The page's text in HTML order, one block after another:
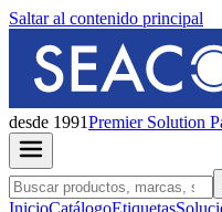
Saltar al contenido principal
desde 1991PremierSolution
InicioCatálogoEtiquetas